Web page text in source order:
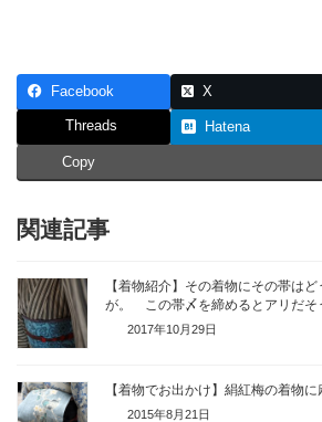
Facebook X
Threads Hatena
Copy
関連記事
【着物紹介】その着物にその帯は
が。 この帯〆を締めるとアリだそ
2017年10月29日
【着物でお出かけ】絹紅梅の着物
2015年8月21日